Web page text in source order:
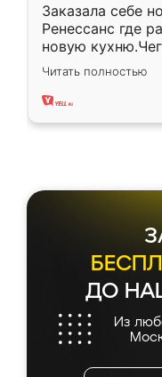
Заказала себе
Ренессанс где
новую
вполне
два года,
Читать полностью
ДО
Из